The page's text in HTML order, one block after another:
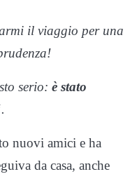
il viaggio per una
serio: è stato
nuovi amici e ha
da casa, anche